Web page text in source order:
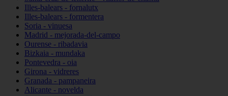
Illes-balears - fornalutx
Illes-balears - formentera
Soria - vinuesa
Madrid - mejorada-del-campo
Ourense - ribadavia
Bizkaia - mundaka
Pontevedra - oia
Girona - vidreres
Granada - pampaneira
Alicante - novelda